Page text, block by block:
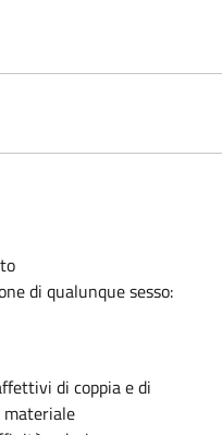
di qualunque sesso:
di coppia e di
materiale